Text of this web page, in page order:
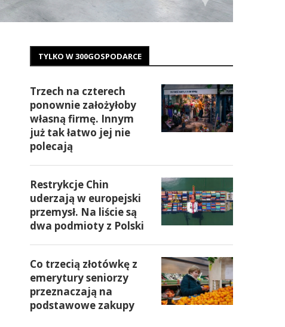
TYLKO W 300GOSPODARCE
Trzech na czterech
ponownie założyłoby
własną firmę. Innym
już tak łatwo jej nie
polecają
Restrykcje Chin
uderzają w europejski
przemysł. Na liście są
dwa podmioty z Polski
Co trzecią złotówkę z
emerytury seniorzy
przeznaczają na
podstawowe zakupy